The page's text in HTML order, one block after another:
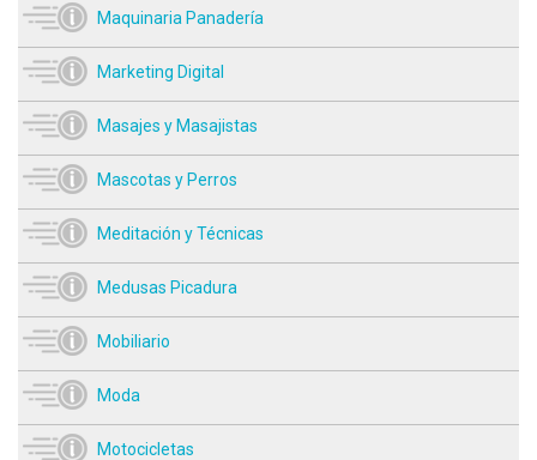
Maquinaria Panadería
Marketing Digital
Masajes y Masajistas
Mascotas y Perros
Meditación y Técnicas
Medusas Picadura
Mobiliario
Moda
Motocicletas